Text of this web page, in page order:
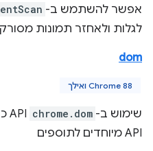
אפשר להשתמש ב-
לגלות ולאחזר תמונות
dom
Chrome 88 ואילך
שימוש ב- chrome.dom
API מיוחדים לתוספים